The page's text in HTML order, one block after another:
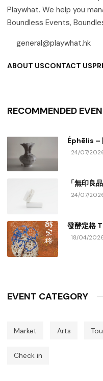
Playwhat. We help you
Boundless Events,
general@playwhat.hk
ABOUT USCONTACT US
RECOMMENDED
Éphēlis –
24/07/
「無印良
24/07/
發酵定格
18/04/
EVENT CATEGORY
Market Arts
Check in